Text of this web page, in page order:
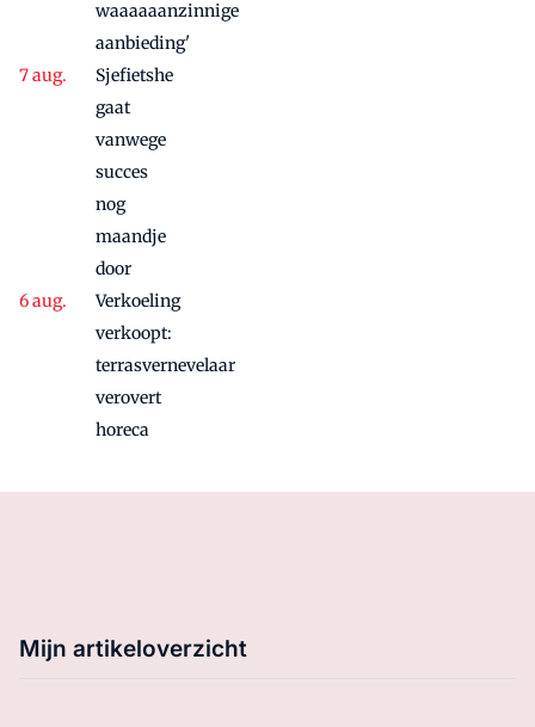
waaaaaanzinnige
aanbieding'
Sjefietshe
gaat
vanwege
succes
nog
maandje
door
Verkoeling
verkoopt:
terrasvernevelaar
verovert
horeca
Mijn artikeloverzicht